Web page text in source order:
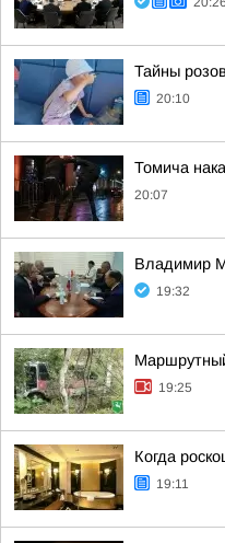
Тайны
20:10
Томича
20:07
Владимир
19:32
19:25
Когда
19:11